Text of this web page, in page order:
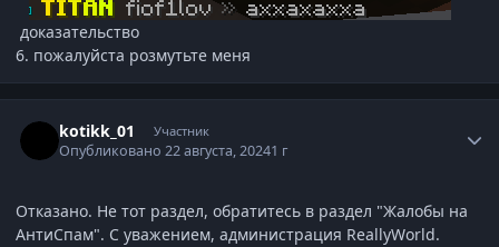
доказательство
6. пожалуйста розмутьте меня
kotikk_01 Участник
Опубликовано22 августа, 20241 г
Отказано. Не тот раздел, обратитесь в раздел "Жалобы на
АнтиСпам". С уважением, администрация ReallyWorld.